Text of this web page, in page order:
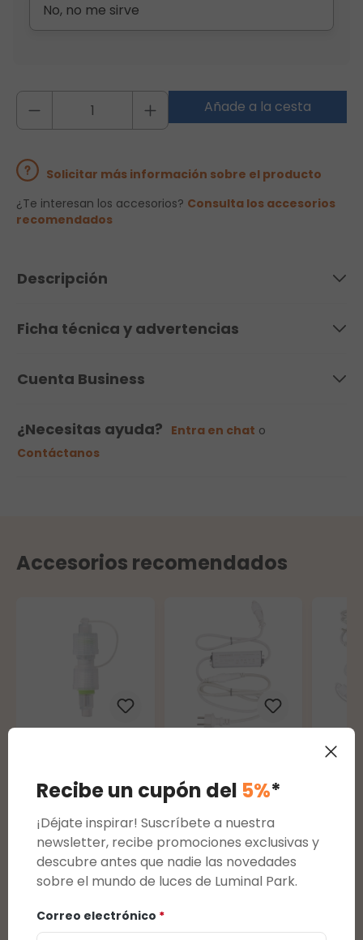
No, no me sirve
Añade a la cesta
Solicitar más información sobre el producto
¿Te interesan los accesorios? Consulta los accesorios
recomendados
Descripción
Ficha técnica y advertencias
Cuenta Business
¿Necesitas ayuda? Entra en chat o
Contáctanos
Recibe un cupón del 5%*
¡Déjate inspirar! Suscríbete a nuestra
newsletter, recibe promociones exclusivas y
descubre antes que nadie las novedades
sobre el mundo de luces de Luminal Park.
Correo electrónico *
Accesorios recomendados
ProLine 36V
Polaridad
(Polarity
Inverter)
Connect
vatios, cable
blanco